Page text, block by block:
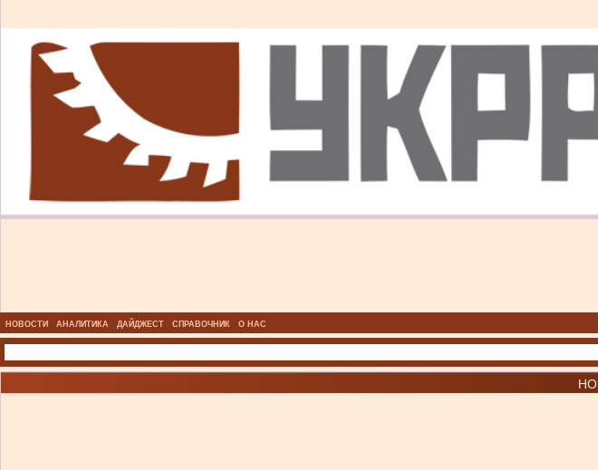
НОВОСТИ АНАЛИТИКА ДАЙДЖЕСТ СПРАВОЧНИК О НАС